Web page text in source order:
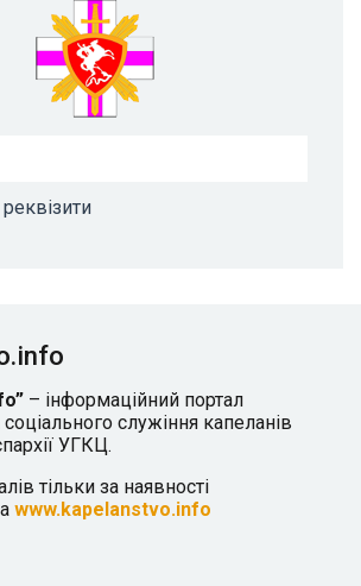
– інформаційний портал
служіння капеланів
УГКЦ.
тільки за наявності
www.kapelanstvo.info